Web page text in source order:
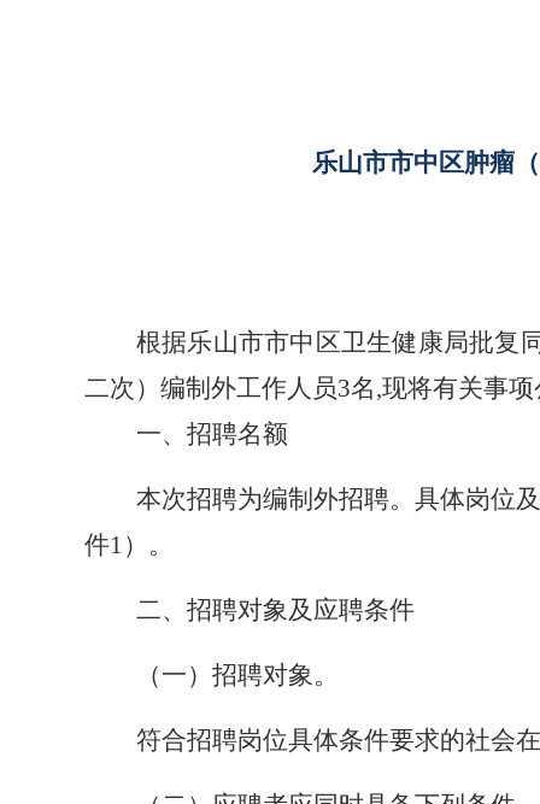
乐山市市中区肿瘤
根据乐山市市中区卫生健康局批复
二次）编制外工作人员3名,现将有关事
一、招聘名额
本次招聘为编制外招聘。具体岗位
件1）。
二、招聘对象及应聘条件
（一）招聘对象。
符合招聘岗位具体条件要求的社会